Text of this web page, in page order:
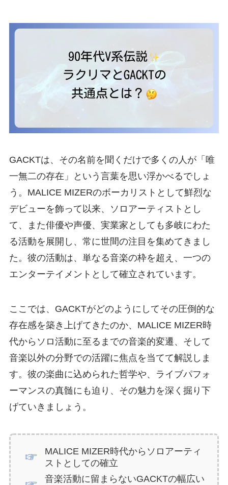
GACKTは、その名前を聞くだけで多くの人が「唯
一無二の存在」という言葉を思い浮かべるでしょ
う。MALICE MIZERのボーカリストとして鮮烈な
デビューを飾って以来、ソロアーティストとし
て、また俳優や声優、実業家としても多岐にわた
る活動を展開し、常に世間の注目を集めてきまし
た。彼の活動は、単なる音楽の枠を超え、一つの
エンターテイメントとして確立されています。
ここでは、GACKTがどのようにしてその圧倒的な
存在感を築き上げてきたのか、MALICE MIZER時
代からソロ活動に至るまでの音楽的変遷、そして
音楽以外の分野での活躍に焦点を当てて解説しま
す。彼の楽曲に込められた哲学や、ライブパフォ
ーマンスの真髄にも迫り、その魅力を深く掘り下
げていきましょう。
MALICE MIZER時代からソロアーティ
ストとしての確立
音楽活動に留まらないGACKTの幅広い